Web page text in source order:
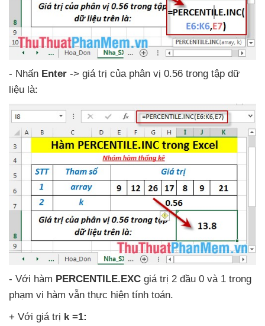
- Nhấn Enter -> giá trị của phân vị 0.56 trong tập dữ
liệu là:
- Với hàm PERCENTILE.EXC giá trị 2 đầu 0 và 1 trong
phạm vi hàm vẫn thực hiện tính toán.
+ Với giá trị k =1: